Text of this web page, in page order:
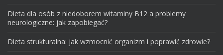
Dieta dla osób z niedoborem witaminy B12 a problemy
neurologiczne: jak zapobiegać?
Dieta strukturalna: jak wzmocnić organizm i poprawić zdrowie?